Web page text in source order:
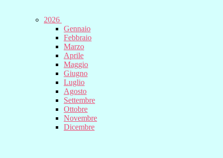
2026
Gennaio
Febbraio
Marzo
Aprile
Maggio
Giugno
Luglio
Agosto
Settembre
Ottobre
Novembre
Dicembre